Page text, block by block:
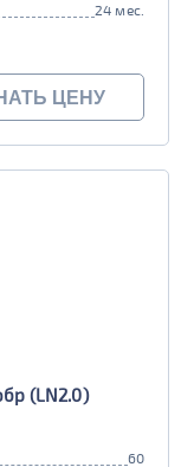
24 мес.
ЦЕНУ
(LN2.0)
60